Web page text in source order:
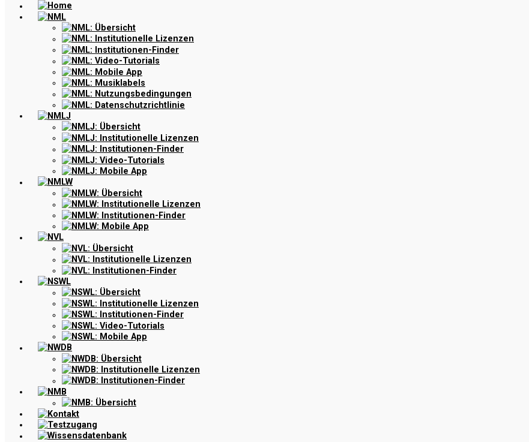
Home
NML
NML: Übersicht
NML: Institutionelle Lizenzen
NML: Institutionen-Finder
NML: Video-Tutorials
NML: Mobile App
NML: Musiklabels
NML: Nutzungsbedingungen
NML: Datenschutzrichtlinie
NMLJ
NMLJ: Übersicht
NMLJ: Institutionelle Lizenzen
NMLJ: Institutionen-Finder
NMLJ: Video-Tutorials
NMLJ: Mobile App
NMLW
NMLW: Übersicht
NMLW: Institutionelle Lizenzen
NMLW: Institutionen-Finder
NMLW: Mobile App
NVL
NVL: Übersicht
NVL: Institutionelle Lizenzen
NVL: Institutionen-Finder
NSWL
NSWL: Übersicht
NSWL: Institutionelle Lizenzen
NSWL: Institutionen-Finder
NSWL: Video-Tutorials
NSWL: Mobile App
NWDB
NWDB: Übersicht
NWDB: Institutionelle Lizenzen
NWDB: Institutionen-Finder
NMB
NMB: Übersicht
Kontakt
Testzugang
Wissensdatenbank